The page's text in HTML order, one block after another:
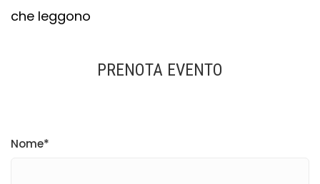
che leggono
PRENOTA EVENTO
Nome*